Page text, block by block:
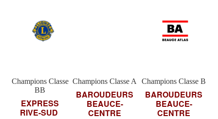
Champions Classe
BB
EXPRESS
RIVE-SUD
Champions Classe A
BAROUDEURS
BEAUCE-
CENTRE
Champions Classe B
BAROUDEURS
BEAUCE-
CENTRE